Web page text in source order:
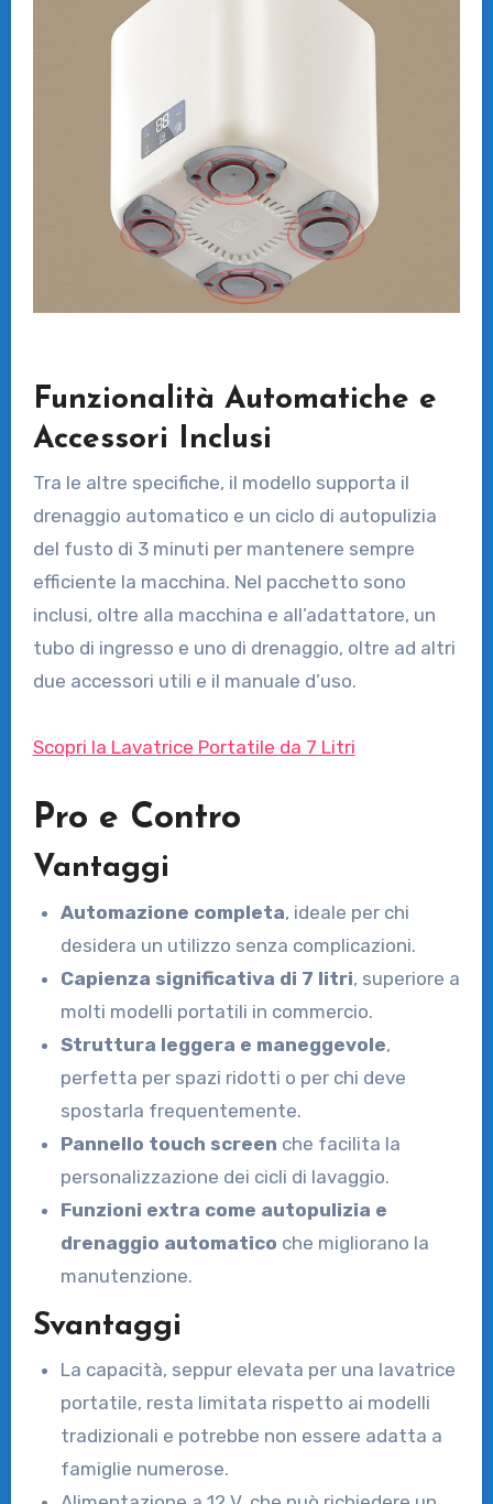
Funzionalità Automatiche e
Accessori Inclusi
Tra le altre specifiche, il modello supporta il
drenaggio automatico e un ciclo di autopulizia
del fusto di 3 minuti per mantenere sempre
efficiente la macchina. Nel pacchetto sono
inclusi, oltre alla macchina e all’adattatore, un
tubo di ingresso e uno di drenaggio, oltre ad altri
due accessori utili e il manuale d’uso.
Scopri la Lavatrice Portatile da 7 Litri
Pro e Contro
Vantaggi
Automazione completa, ideale per chi
desidera un utilizzo senza complicazioni.
Capienza significativa di 7 litri, superiore a
molti modelli portatili in commercio.
Struttura leggera e maneggevole,
perfetta per spazi ridotti o per chi deve
spostarla frequentemente.
Pannello touch screen che facilita la
personalizzazione dei cicli di lavaggio.
Funzioni extra come autopulizia e
drenaggio automatico che migliorano la
manutenzione.
Svantaggi
La capacità, seppur elevata per una lavatrice
portatile, resta limitata rispetto ai modelli
tradizionali e potrebbe non essere adatta a
famiglie numerose.